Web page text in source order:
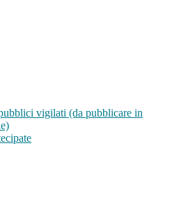
vigilati (da pubblicare in